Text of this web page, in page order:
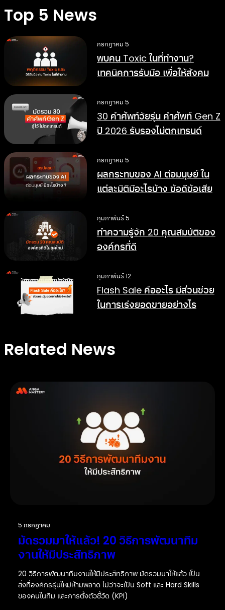
Top 5 News
กรกฎาคม 5
พบคน Toxic ในที่ทำงาน?
เทคนิคการรับมือ เพื่อให้สังคม
กรกฎาคม 5
30 คำศัพท์วัยรุ่น คำศัพท์ Gen Z
ปี 2026 รับรองไม่ตกเทรนด์
กรกฎาคม 5
ผลกระทบของ AI ต่อมนุษย์ ใน
แต่ละมิติมีอะไรบ้าง ข้อดีข้อเสีย
กุมภาพันธ์ 5
ทำความรู้จัก 20 คุณสมบัติของ
องค์กรที่ดี
กุมภาพันธ์ 12
Flash Sale คืออะไร มีส่วนช่วย
ในการเร่งยอดขายอย่างไร
Related News
5 กรกฎาคม
มัดรวมมาให้แล้ว! 20 วิธีการพัฒนาทีม
งานให้มีประสิทธิภาพ
20 วิธีการพัฒนาทีมงานให้มีประสิทธิภาพ มัดรวมมาให้แล้ว เป็น
สิ่งที่องค์กรรุ่นใหม่ห้ามพลาด ไม่ว่าจะเป็น Soft และ Hard Skills
ของคนในทีม และการตั้งตัวชี้วัด (KPI)